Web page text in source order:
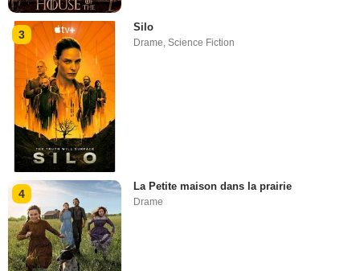
3
Silo
Drame ,Science Fiction
4
La Petite maison dans la prairie
Drame